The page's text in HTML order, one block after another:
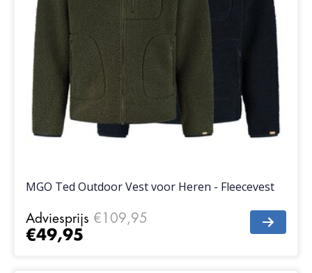
MGO Ted Outdoor Vest voor Heren - Fleecevest
Adviesprijs €109,95
€49,95